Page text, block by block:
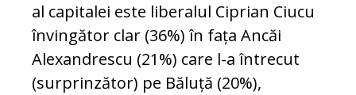
al capitalei este liberalul Ciprian Ciucu
învingător clar (36%) în fața Ancăi
Alexandrescu (21%) care l-a întrecut
(surprinzător) pe Băluță (20%),